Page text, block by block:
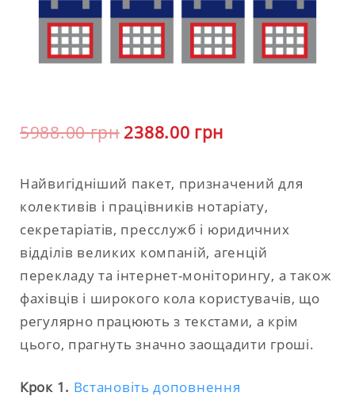
5988.00грн 2388.00 грн
Найвигідніший пакет, призначений для
колективів і працівників нотаріату,
секретаріатів, пресслужб і юридичних
відділів великих компаній, агенцій
перекладу та інтернет-моніторингу, а також
фахівців і широкого кола користувачів, що
регулярно працюють з текстами, а крім
цього, прагнуть значно заощадити гроші.
Крок 1. Встановіть доповнення